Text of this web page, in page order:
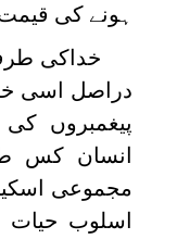
ہونے کی
خداکی
دراصل اسی
پیغمبروں
انسان کس
مجموعی
اسلوب حیات